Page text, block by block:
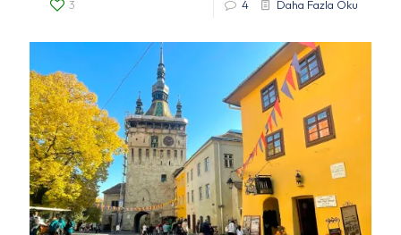
3 4 Daha Fazla Oku